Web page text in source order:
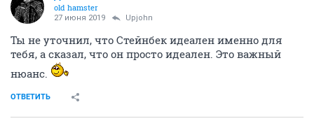
old hamster
27 июня 2019 Upjohn
Ты не уточнил, что Стейнбек идеален именно для
тебя, а сказал, что он просто идеален. Это важный
нюанс.
ОТВЕТИТЬ